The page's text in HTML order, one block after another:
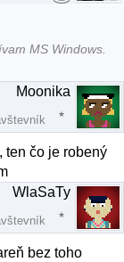
MS Windows.
Moonika
ten čo je robený
WlaSaTy
bez toho